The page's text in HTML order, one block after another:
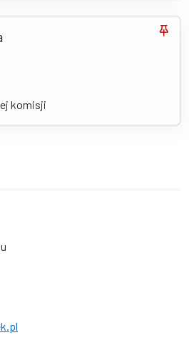
komisji